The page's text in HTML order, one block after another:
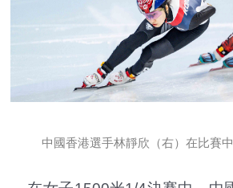
中國香港選手林靜欣（右）在比賽